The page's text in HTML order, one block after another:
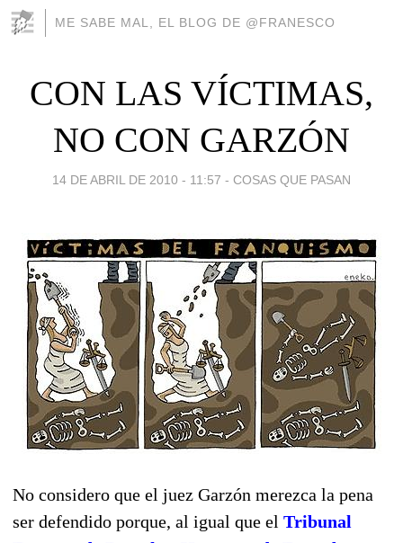
ME SABE MAL, EL BLOG DE @FRANESCO
CON LAS VÍCTIMAS,
NO CON GARZÓN
14 DE ABRIL DE 2010 - 11:57 - COSAS QUE PASAN
No considero que el juez Garzón merezca la pena
ser defendido porque, al igual que el Tribunal